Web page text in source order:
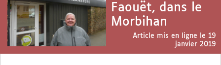
Faouët, dans le
Morbihan
Article mis en ligne le 19
janvier 2019